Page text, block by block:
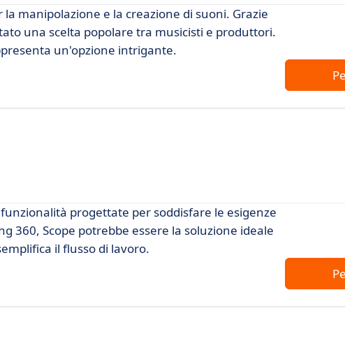
manipolazione e la creazione di suoni. Grazie
una scelta popolare tra musicisti e produttori.
un'opzione intrigante.
progettate per soddisfare le esigenze
360, Scope potrebbe essere la soluzione ideale
il flusso di lavoro.